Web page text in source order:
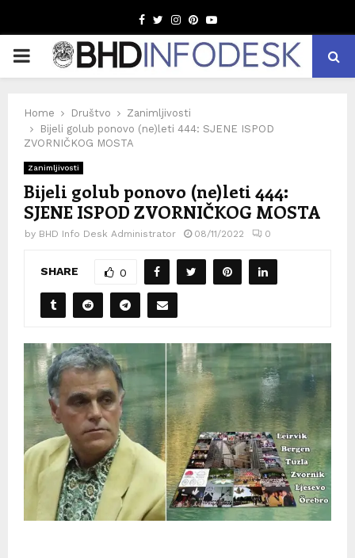
Facebook
TwitterInstagram
Pinterest
Youtube
PRIMARY
Home Društvo
Zanimljivosti
Bijeli golub ponovo (ne)leti 444: SJENE ISPOD
ZVORNIČKOG MOSTA
Zanimljivosti
Bijeli golub ponovo (ne)leti 444:
SJENE ISPOD ZVORNIČKOG MOSTA
by BHD Info Desk Administrator 08/11/2022 0
SHARE 0